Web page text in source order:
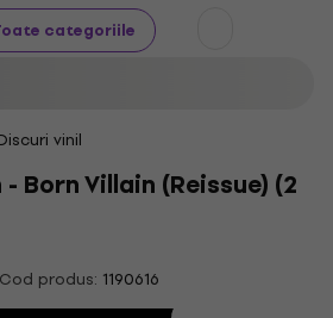
categoriile
vinil
Born Villain (Reissue) (2
Cod produs: 1190616